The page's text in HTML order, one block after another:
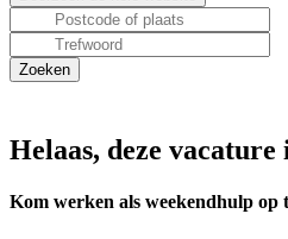
Helaas, deze vacature
Kom werken als weekendhulp op